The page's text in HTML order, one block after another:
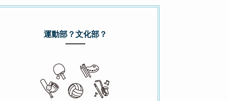
運動部？文化部？